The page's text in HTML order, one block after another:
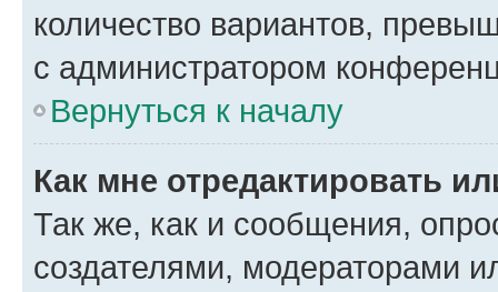
количество вариантов,
с администратором
Вернуться к началу
Как мне отредактировать
Так же, как и сообщения,
создателями, модераторами